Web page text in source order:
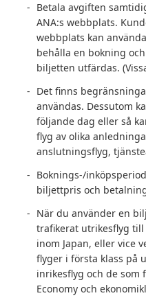
Betala avgiften
ANA:s webbplats.
webbplats kan
behålla en bokning
biljetten utfärdas.
Det finns
användas. Dessutom
följande dag eller så
flyg av olika
anslutningsflyg,
Boknings-/
biljettpris och
När du använder en
trafikerat utrikesflyg
inom Japan, eller vice
flyger i första klass på
inrikesflyg och de som
Economy och